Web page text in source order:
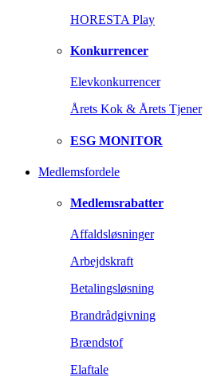
HORESTA Play
Konkurrencer
Elevkonkurrencer
Årets Kok & Årets Tjener
ESG MONITOR
Medlemsfordele
Medlemsrabatter
Affaldsløsninger
Arbejdskraft
Betalingsløsning
Brandrådgivning
Brændstof
Elaftale